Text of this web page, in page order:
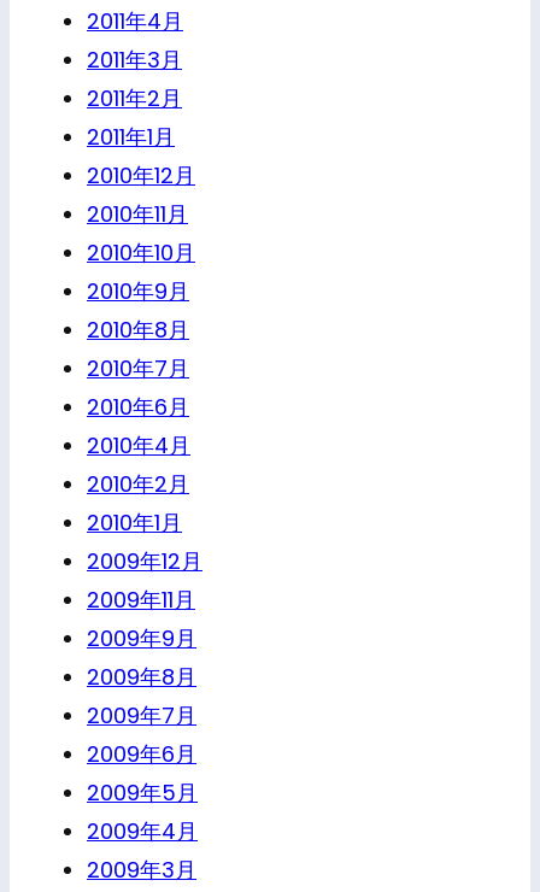
2011年4月
2011年3月
2011年2月
2011年1月
2010年12月
2010年11月
2010年10月
2010年9月
2010年8月
2010年7月
2010年6月
2010年4月
2010年2月
2010年1月
2009年12月
2009年11月
2009年9月
2009年8月
2009年7月
2009年6月
2009年5月
2009年4月
2009年3月